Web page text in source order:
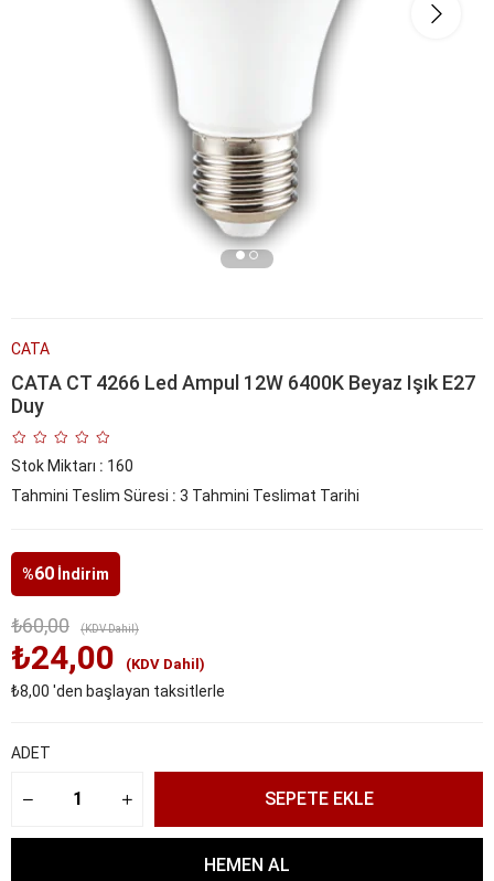
CATA
CATA CT 4266 Led Ampul 12W 6400K Beyaz Işık E27
Duy
Stok Miktarı : 160
Tahmini Teslim Süresi : 3 Tahmini Teslimat Tarihi
%60 İndirim
₺60,00 (KDV Dahil)
₺24,00 (KDV Dahil)
₺8,00 'den başlayan taksitlerle
ADET